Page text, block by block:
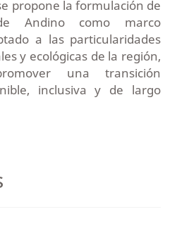
propone la formulación de
Andino como marco
a las particularidades
y ecológicas de la región,
una transición
inclusiva y de largo